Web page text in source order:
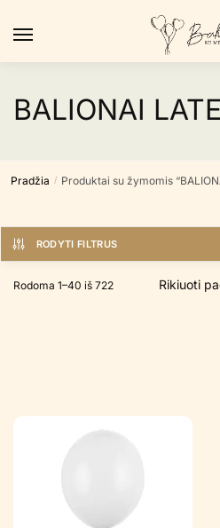
BALIONAI
Pradžia / Produktai su žymomis
RODYTI FILTRUS
Rodoma 1–40 iš 722Rūšiuojama